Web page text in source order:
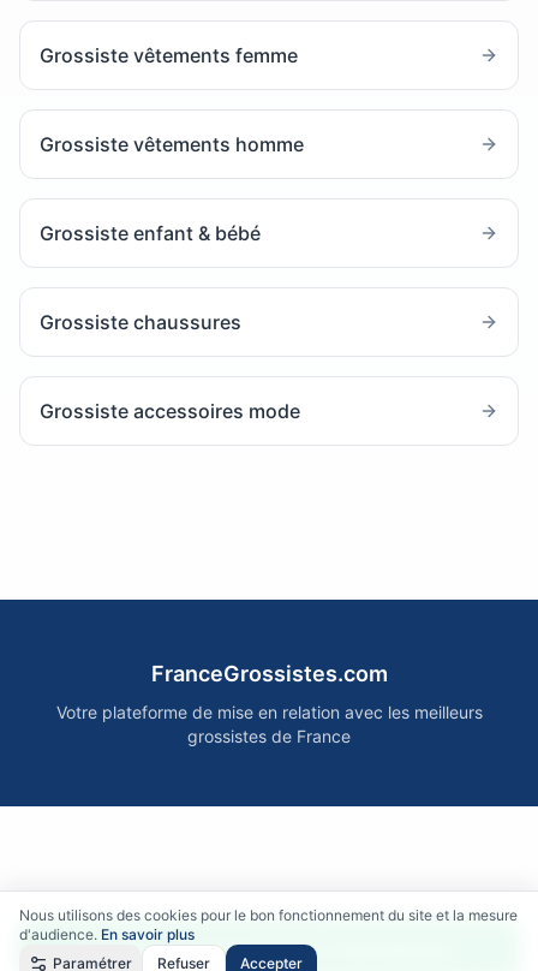
Nous utilisons des cookies pour le bon fonctionnement du site et la mesure
d'audience. En savoir plus
Paramétrer
Refuser Accepter
Grossiste vêtements femme
Grossiste vêtements homme
Grossiste enfant & bébé
Grossiste chaussures
Grossiste accessoires mode
Accéder gratuitement aux fournisseurs
FranceGrossistes.com
Votre plateforme de mise en relation avec les meilleurs
grossistes de France